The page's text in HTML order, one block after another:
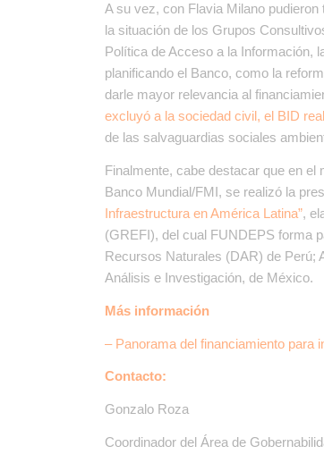
A su vez, con Flavia Milano
la situación de los Grupos
Política de Acceso a la Información,
planificando el Banco, como la
darle mayor relevancia al
excluyó a la sociedad civil, el BID
de las salvaguardias sociales
Finalmente, cabe destacar que en
Banco Mundial/FMI, se realizó la
Infraestructura en América Latina”,
(GREFI), del cual FUNDEPS forma
Recursos Naturales (DAR) de Perú;
Análisis e Investigación, de México.
Más información
– Panorama del financiamiento para
Contacto:
Gonzalo Roza
Coordinador del Área de